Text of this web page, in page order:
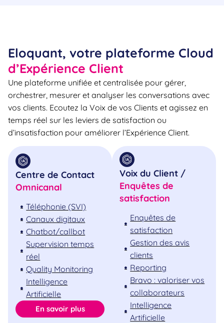
Eloquant, votre plateforme Cloud
d’Expérience Client
Une plateforme unifiée et centralisée pour gérer,
orchestrer, mesurer et analyser les conversations avec
vos clients. Ecoutez la Voix de vos Clients et agissez en
temps réel sur les leviers de satisfaction ou
d’insatisfaction pour améliorer l’Expérience Client.
Centre de Contact
Omnicanal
Téléphonie (SVI)
Canaux digitaux
Chatbot/callbot
Supervision temps
réel
Quality Monitoring
Intelligence
Artificielle
En savoir plus
Voix du Client /
Enquêtes de
satisfaction
Enquêtes de
satisfaction
Gestion des avis
clients
Reporting
Bravo : valoriser vos
collaborateurs
Intelligence
Artificielle